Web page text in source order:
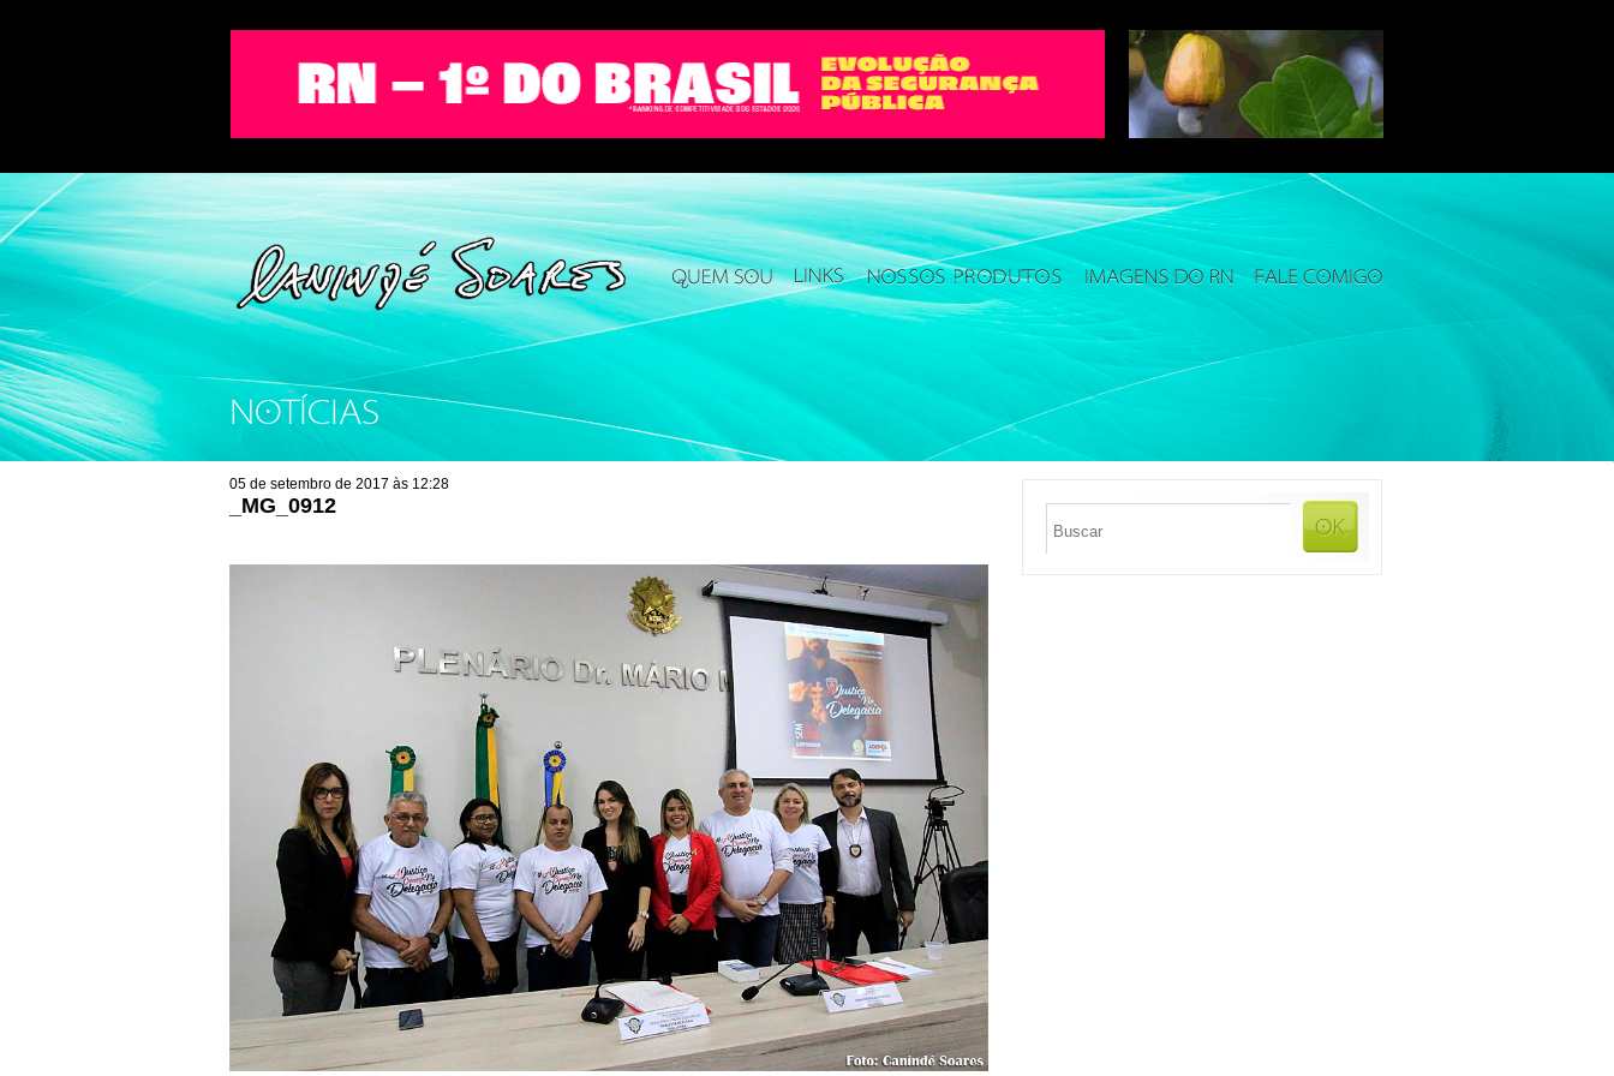
NOTÍCIAS
05 de setembro de 2017 às 12:28
_MG_0912